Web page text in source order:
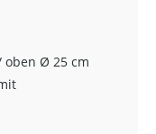
oben Ø 25 cm